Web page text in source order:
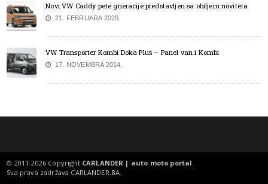
Novi VW Caddy pete gneracije predstavljen sa obiljem noviteta
21. FEBRUARA 2020.
VW Transporter Kombi Doka Plus – Panel van i Kombi
17. NOVEMBRA 2014.
© 2011-2026 Copyright CARLANDER | auto moto portal.
Sva prava zadržava CARLANDER.BA.